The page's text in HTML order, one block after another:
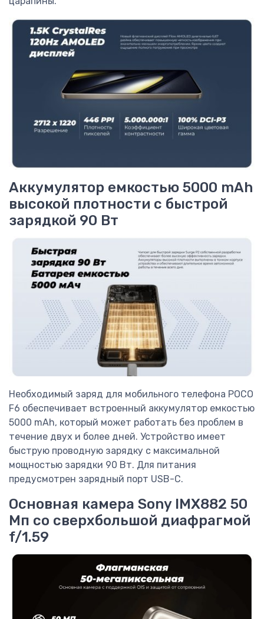
Аккумулятор емкостью 5000 mAh
высокой плотности с быстрой
зарядкой 90 Вт
Необходимый заряд для мобильного телефона POCO
F6 обеспечивает встроенный аккумулятор емкостью
5000 mAh, который может работать без проблем в
течение двух и более дней. Устройство имеет
быструю проводную зарядку с максимальной
мощностью зарядки 90 Вт. Для питания
предусмотрен зарядный порт USB-C.
Основная камера Sony IMX882 50
Мп со сверхбольшой диафрагмой
f/1.59